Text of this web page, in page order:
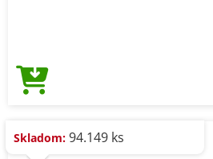
Skladom: 94.149 ks